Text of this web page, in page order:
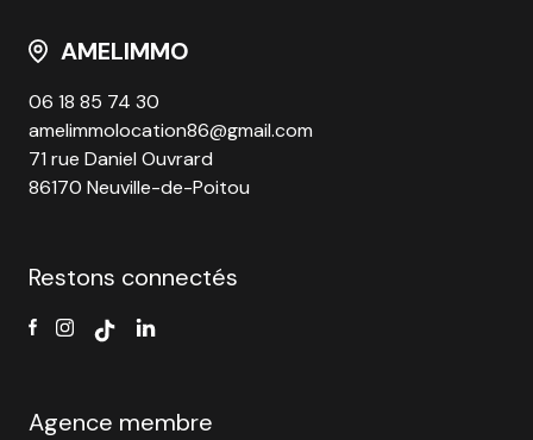
AMELIMMO
06 18 85 74 30
amelimmolocation86@gmail.com
71 rue Daniel Ouvrard
86170 Neuville-de-Poitou
Restons connectés
Agence membre